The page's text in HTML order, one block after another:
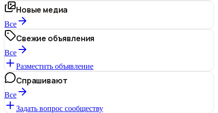
Новые медиа
Все
Свежие объявления
Все
Разместить объявление
Спрашивают
Все
Задать вопрос сообществу